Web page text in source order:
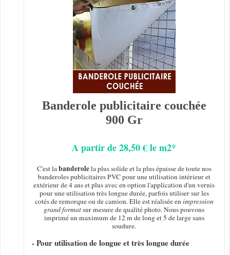
Banderole publicitaire couchée
900 Gr
A partir de 28,50 € le m2*
C'est labanderolela plus solide et la plus épaisse de toute nos
banderoles publicitaires PVC pour une utilisation intérieur et
extérieur de 4 ans et plus avec en option l'application d'un vernis
pour une utilisation très longue durée, parfois utiliser sur les
cotés de remorque ou de camion. Elle est réalisée enimpression
grand formatsur mesure de qualité photo. Nous pouvons
imprimé un maximum de 12 m de long et 5 de large sans
soudure.
- Pour utilisation de longue et très longue durée